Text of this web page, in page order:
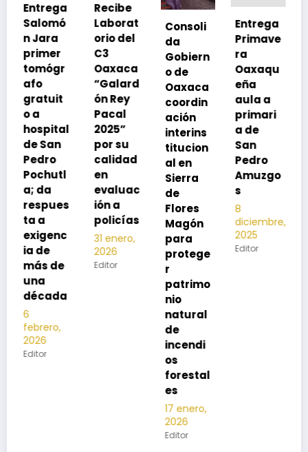
Recibe
Laborat
orio del
C3
Oaxaca
“Galard
ón Rey
Pacal
2025”
por su
calidad
en
evaluac
ión a
policías
31 enero,
2026
Editor
Consoli
da
Gobiern
o de
Oaxaca
coordin
ación
interins
titucion
al en
Sierra
de
Flores
Magón
para
protege
r
Entrega
Primave
ra
Oaxaqu
eña
aula a
primari
a de
San
Pedro
Amuzgo
s
8
diciembre,
2025
Editor
Exhorta
SSO a
vacuna
rse de
neumoc
oco
para
preveni
r la
neumon
ía
13
noviembre,
2025
Editor